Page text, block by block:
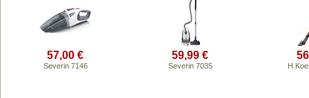
57,00 €
Severin 7146
59,99 €
Severin 7035